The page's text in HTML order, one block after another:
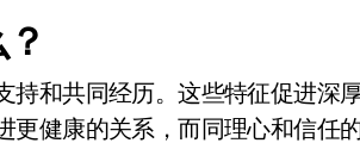
和共同经历。这些特征促进深
健康的关系，而同理心和信任